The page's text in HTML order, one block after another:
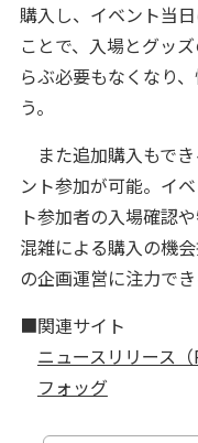
購入し、イベント当
ことで、入場とグッ
らぶ必要もなくなり
う。
また追加購入もで
ント参加が可能。イ
ト参加者の入場確認
混雑による購入の機
の企画運営に注力でき
■関連サイト
ニュースリリース（
フォッグ